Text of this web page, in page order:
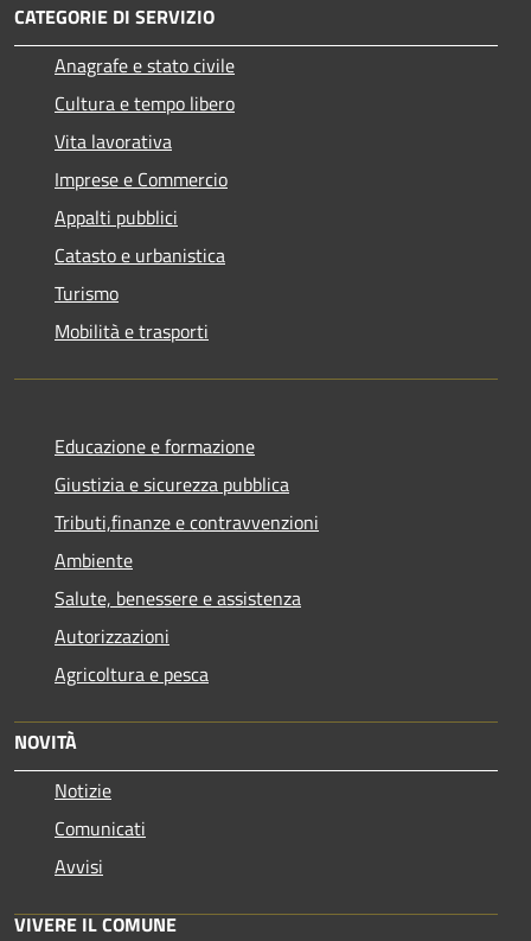
CATEGORIE DI SERVIZIO
Anagrafe e stato civile
Cultura e tempo libero
Vita lavorativa
Imprese e Commercio
Appalti pubblici
Catasto e urbanistica
Turismo
Mobilità e trasporti
Educazione e formazione
Giustizia e sicurezza pubblica
Tributi,finanze e contravvenzioni
Ambiente
Salute, benessere e assistenza
Autorizzazioni
Agricoltura e pesca
NOVITÀ
Notizie
Comunicati
Avvisi
VIVERE IL COMUNE